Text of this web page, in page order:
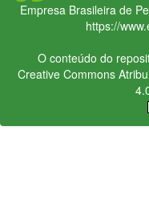
Empresa Brasileira de
https://
O conteúdo do
Creative Commons